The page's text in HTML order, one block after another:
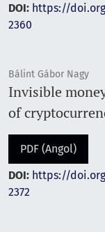
DOI: https://
2360
Bálint Gábor Nagy
Invisible
of
PDF (Angol)
DOI: https://
2372